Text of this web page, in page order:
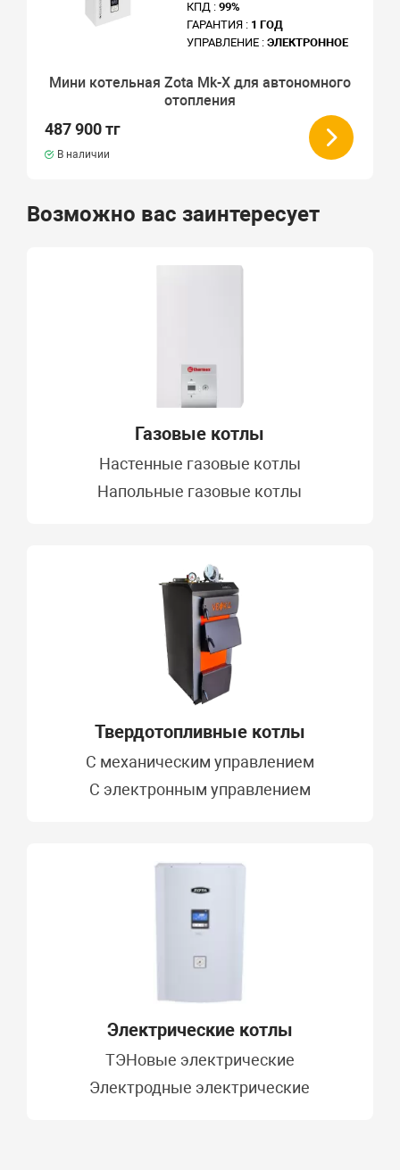
КПД :99%
ГАРАНТИЯ : 1 ГОД
УПРАВЛЕНИЕ :ЭЛЕКТРОННОЕ
Мини котельная Zota Мk-X для автономного
отопления
487 900 тг
В наличии
Возможно вас заинтересует
Газовые котлы
Настенные газовые котлы
Напольные газовые котлы
Твердотопливные котлы
C механическим управлением
С электронным управлением
Электрические котлы
ТЭНовые электрические
Электродные электрические